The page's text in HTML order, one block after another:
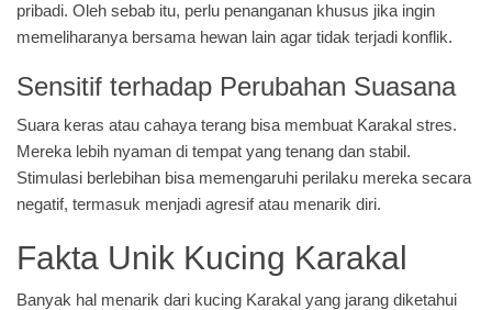
pribadi. Oleh sebab itu, perlu penanganan khusus jika ingin
memeliharanya bersama hewan lain agar tidak terjadi konflik.
Sensitif terhadap Perubahan Suasana
Suara keras atau cahaya terang bisa membuat Karakal stres.
Mereka lebih nyaman di tempat yang tenang dan stabil.
Stimulasi berlebihan bisa memengaruhi perilaku mereka secara
negatif, termasuk menjadi agresif atau menarik diri.
Fakta Unik Kucing Karakal
Banyak hal menarik dari kucing Karakal yang jarang diketahui